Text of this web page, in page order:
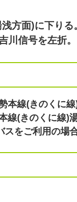
方面)に下りる
川信号を左折。
本線(きのくに線
線(きのくに線)湯
スをご利用の場